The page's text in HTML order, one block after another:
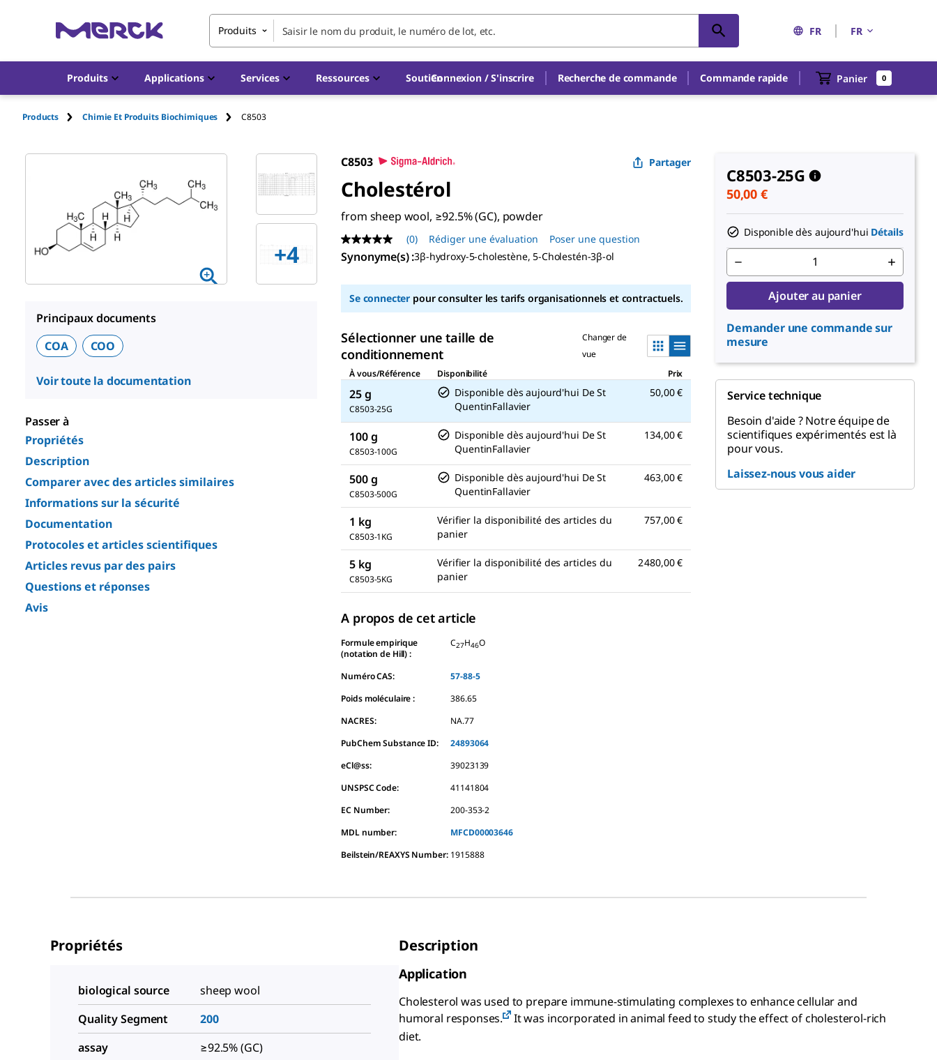
Produits FR FR
Produits Applications Services Ressources SoutienConnexion / S'inscrire Recherche de commande Commande rapide Panier 0
Products Chimie Et Produits Biochimiques C8503
+4
Principaux documents
COA
COO
Voir toute la documentation
Passer à
Propriétés
Description
Comparer avec des articles similaires
Informations sur la sécurité
Documentation
Protocoles et articles scientifiques
Articles revus par des pairs
Questions et réponses
Avis
C8503 Partager
Cholestérol
from sheep wool, ≥92.5% (GC), powder
Aucune
valeur
de
Lien
sur
la
page.
(0) Rédiger une évaluation Poser une question
Synonyme(s):3β-hydroxy-5-cholestène, 5-Cholestén-3β-ol
Se connecter pour consulter les tarifs organisationnels et contractuels.
Sélectionner une taille de
conditionnement
Changer de
vue
À vous/Référence
Disponibilité Prix
25 g
C8503-25G
Disponible dès aujourd'hui De St
QuentinFallavier
50,00 €
100 g
C8503-100G
Disponible dès aujourd'hui De St
QuentinFallavier
134,00 €
500 g
C8503-500G
Disponible dès aujourd'hui De St
QuentinFallavier
463,00 €
1 kg
C8503-1KG
Vérifier la disponibilité des articles du
panier
757,00 €
5 kg
C8503-5KG
Vérifier la disponibilité des articles du
panier
2 480,00 €
A propos de cet article
Formule empirique
(notation de Hill) :
C27H46O
Numéro CAS:
57-88-5
Poids moléculaire :
386.65
NACRES:
NA.77
PubChem Substance ID:
24893064
eCl@ss:
39023139
UNSPSC Code:
41141804
EC Number:
200-353-2
MDL number:
MFCD00003646
Beilstein/REAXYS Number: 1915888
C8503-25G
50,00 €
Disponible dès aujourd'hui Détails
Ajouter au panier
Demander une commande sur
mesure
Service technique
Besoin d'aide ? Notre équipe de
scientifiques expérimentés est là
pour vous.
Laissez-nous vous aider
Propriétés
biological source
sheep wool
Quality Segment
200
assay
≥92.5% (GC)
Description
Application
Cholesterol was used to prepare immune-stimulating complexes to enhance cellular and
humoral responses.
It was incorporated in animal feed to study the effect of cholesterol-rich
diet.